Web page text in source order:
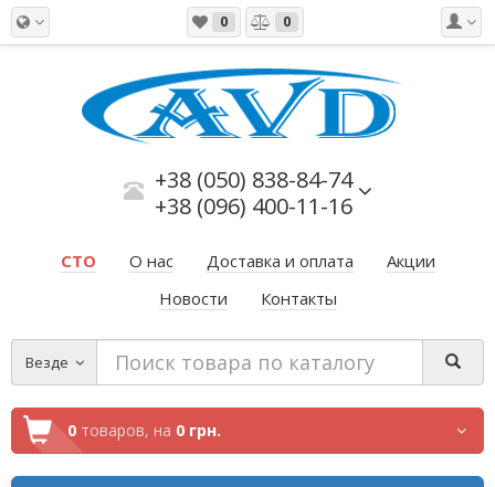
0 0
+38 (050) 838-84-74
+38 (096) 400-11-16
СТО О нас Доставка и оплата
Акции
Новости
Контакты
Везде
0 товаров, на 0 грн.